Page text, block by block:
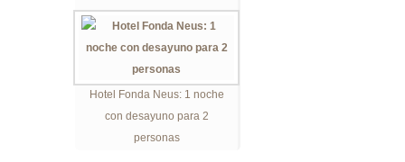
Hotel Fonda Neus: 1 noche
con desayuno para 2
personas